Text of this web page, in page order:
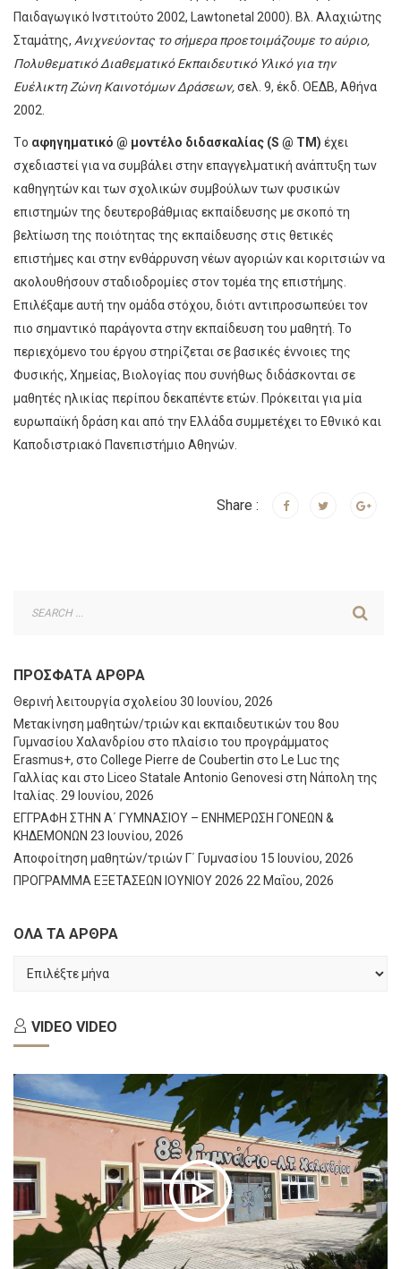
Παιδαγωγικό Ινστιτούτο 2002, Lawtonetal 2000). Βλ. Αλαχιώτης
Σταμάτης, Ανιχνεύοντας το σήμερα προετοιμάζουμε το αύριο,
Πολυθεματικό Διαθεματικό Εκπαιδευτικό Υλικό για την
Ευέλικτη Ζώνη Καινοτόμων Δράσεων,σελ. 9, έκδ. ΟΕΔΒ, Αθήνα
2002.
Tο αφηγηματικό @ μοντέλο διδασκαλίας (S @ TM) έχει
σχεδιαστεί για να συμβάλει στην επαγγελματική ανάπτυξη των
καθηγητών και των σχολικών συμβούλων των φυσικών
επιστημών της δευτεροβάθμιας εκπαίδευσης με σκοπό τη
βελτίωση της ποιότητας της εκπαίδευσης στις θετικές
επιστήμες και στην ενθάρρυνση νέων αγοριών και κοριτσιών να
ακολουθήσουν σταδιοδρομίες στον τομέα της επιστήμης.
Επιλέξαμε αυτή την ομάδα στόχου, διότι αντιπροσωπεύει τον
πιο σημαντικό παράγοντα στην εκπαίδευση του μαθητή. Το
περιεχόμενο του έργου στηρίζεται σε βασικές έννοιες της
Φυσικής, Χημείας, Βιολογίας που συνήθως διδάσκονται σε
μαθητές ηλικίας περίπου δεκαπέντε ετών. Πρόκειται για μία
ευρωπαϊκή δράση και από την Ελλάδα συμμετέχει το Εθνικό και
Καποδιστριακό Πανεπιστήμιο Αθηνών.
Share :
ΠΡΌΣΦΑΤΑ ΆΡΘΡΑ
Θερινή λειτουργία σχολείου 30 Ιουνίου, 2026
Μετακίνηση μαθητών/τριών και εκπαιδευτικών του 8ου
Γυμνασίου Χαλανδρίου στο πλαίσιο του προγράμματος
Erasmus+, στο College Pierre de Coubertin στο Le Luc της
Γαλλίας και στο Liceo Statale Antonio Genovesi στη Νάπολη της
Ιταλίας. 29 Ιουνίου, 2026
ΕΓΓΡΑΦΗ ΣΤΗΝ Α΄ ΓΥΜΝΑΣΙΟΥ – ΕΝΗΜΕΡΩΣΗ ΓΟΝΕΩΝ &
ΚΗΔΕΜΟΝΩΝ 23 Ιουνίου, 2026
Αποφοίτηση μαθητών/τριών Γ΄ Γυμνασίου 15 Ιουνίου, 2026
ΠΡΟΓΡΑΜΜΑ ΕΞΕΤΑΣΕΩΝ ΙΟΥΝΙΟΥ 2026 22 Μαΐου, 2026
ΟΛΑ ΤΑ ΑΡΘΡΑ
ΤΑ
VIDEO VIDEO